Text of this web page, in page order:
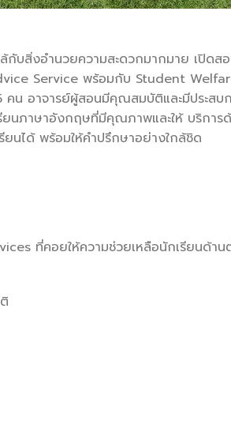
บสิ่งอำนวยความสะดวกมากมาย เปิดส
Service พร้อมกับ Student
คน อาจารย์ผู้สอนมีคุณสมบัติและมีประสบ
นภาษาอังกฤษที่มีคุณภาพและให้ บริการ
นได้ พร้อมให้คำปรึกษาอย่างใกล้ชิด
ที่คอยให้ความช่วยเหลือนักเรียนด้าน